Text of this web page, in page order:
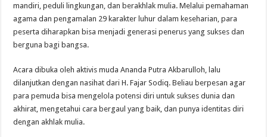
mandiri, peduli lingkungan, dan berakhlak mulia. Melalui pemahaman
agama dan pengamalan 29 karakter luhur dalam keseharian, para
peserta diharapkan bisa menjadi generasi penerus yang sukses dan
berguna bagi bangsa.
Acara dibuka oleh aktivis muda Ananda Putra Akbarulloh, lalu
dilanjutkan dengan nasihat dari H. Fajar Sodiq. Beliau berpesan agar
para pemuda bisa mengelola potensi diri untuk sukses dunia dan
akhirat, mengetahui cara bergaul yang baik, dan punya identitas diri
dengan akhlak mulia.